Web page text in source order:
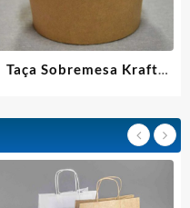
Taça Sobremesa Kraft